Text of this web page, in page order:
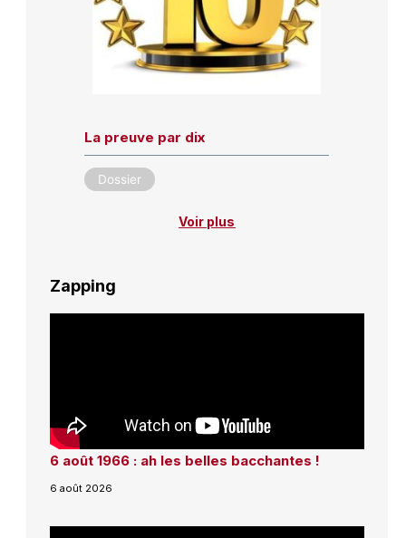
La preuve par dix
Dossier
Voir plus
Zapping
6 août 1966 : ah les belles bacchantes !
6 août 2026